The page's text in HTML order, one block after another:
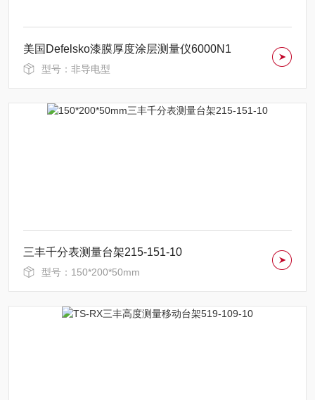
美国Defelsko漆膜厚度涂层测量仪6000N1
型号：非导电型
三丰千分表测量台架215-151-10
型号：150*200*50mm